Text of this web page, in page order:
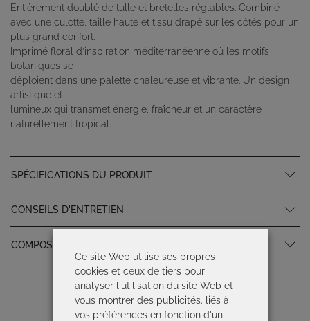
Entièrement doublé de tulle et bretelles réglables. Combiné
avec une culotte, taille haute et tissu drapé sur les côtés pour un
plus grand confort.
Imprimé floral d’inspiration méditerranéenne où les motifs
botaniques se
déploient dans une palette chaleureuse et vibrante. Un design
artistique et
lumineux qui transmet énergie, fraîcheur et un caractère
naturellement tropical.
SPÉCIFICATIONS DU PRODUIT
CONSEILS D'ENTRETIEN
COMPOSITION
Ce site Web utilise ses propres
cookies et ceux de tiers pour
analyser l'utilisation du site Web et
vous montrer des publicités. liés à
vos préférences en fonction d'un